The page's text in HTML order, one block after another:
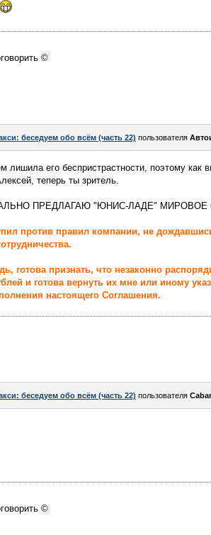
©
беседуем обо всём (часть 22) пользователя
лишила его беспристрастности, поэтому
теперь ты зритель.
ПРЕДЛАГАЮ "ЮНИС-ЛАДЕ"
против правил компании, не
готова признать, что незаконно
и готова вернуть их мне или иному
настоящего Соглашения.
беседуем обо всём (часть 22) пользователя
©